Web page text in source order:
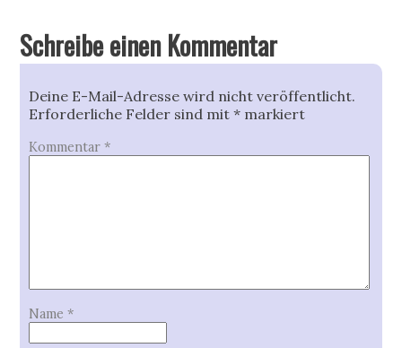
Schreibe einen Kommentar
Deine E-Mail-Adresse wird nicht veröffentlicht.
Erforderliche Felder sind mit* markiert
Kommentar*
Name*